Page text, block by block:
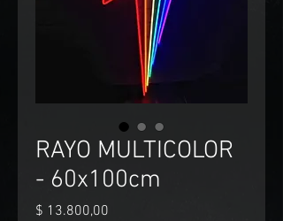
RAYO MULTICOLOR
- 60x100cm
$ 13.800,00